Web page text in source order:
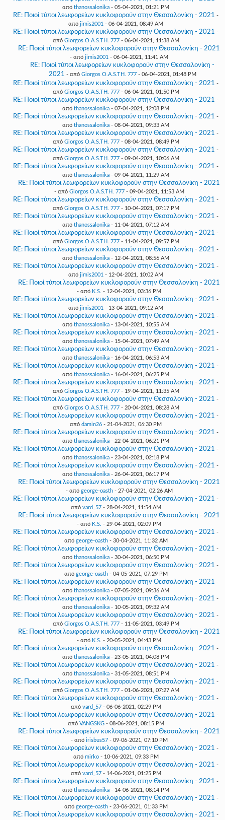
από thanossalonika - 05-04-2021, 01:21 PM
RE: Ποιοί τύποι λεωφορείων κυκλοφορούν στην Θεσσαλονίκη - 2021 -
από jimis2001 - 06-04-2021, 08:49 AM
RE: Ποιοί τύποι λεωφορείων κυκλοφορούν στην Θεσσαλονίκη - 2021 -
από Giorgos O.A.S.TH. 777- 06-04-2021, 11:38 AM
RE: Ποιοί τύποι λεωφορείων κυκλοφορούν στην Θεσσαλονίκη - 2021
- από jimis2001 - 06-04-2021, 11:41 AM
RE: Ποιοί τύποι λεωφορείων κυκλοφορούν στην Θεσσαλονίκη -
2021 - από Giorgos O.A.S.TH. 777- 06-04-2021, 01:48 PM
RE: Ποιοί τύποι λεωφορείων κυκλοφορούν στην Θεσσαλονίκη - 2021 -
από Giorgos O.A.S.TH. 777- 06-04-2021, 01:50 PM
RE: Ποιοί τύποι λεωφορείων κυκλοφορούν στην Θεσσαλονίκη - 2021 -
από thanossalonika - 07-04-2021, 12:08 PM
RE: Ποιοί τύποι λεωφορείων κυκλοφορούν στην Θεσσαλονίκη - 2021 -
από thanossalonika - 08-04-2021, 09:33 AM
RE: Ποιοί τύποι λεωφορείων κυκλοφορούν στην Θεσσαλονίκη - 2021 -
από Giorgos O.A.S.TH. 777- 08-04-2021, 08:49 PM
RE: Ποιοί τύποι λεωφορείων κυκλοφορούν στην Θεσσαλονίκη - 2021 -
από Giorgos O.A.S.TH. 777- 09-04-2021, 10:06 AM
RE: Ποιοί τύποι λεωφορείων κυκλοφορούν στην Θεσσαλονίκη - 2021 -
από thanossalonika - 09-04-2021, 11:29 AM
RE: Ποιοί τύποι λεωφορείων κυκλοφορούν στην Θεσσαλονίκη - 2021
- από Giorgos O.A.S.TH. 777- 09-04-2021, 11:53 AM
RE: Ποιοί τύποι λεωφορείων κυκλοφορούν στην Θεσσαλονίκη - 2021 -
από Giorgos O.A.S.TH. 777- 10-04-2021, 07:17 PM
RE: Ποιοί τύποι λεωφορείων κυκλοφορούν στην Θεσσαλονίκη - 2021 -
από thanossalonika - 11-04-2021, 07:12 AM
RE: Ποιοί τύποι λεωφορείων κυκλοφορούν στην Θεσσαλονίκη - 2021 -
από Giorgos O.A.S.TH. 777- 11-04-2021, 09:57 PM
RE: Ποιοί τύποι λεωφορείων κυκλοφορούν στην Θεσσαλονίκη - 2021 -
από thanossalonika - 12-04-2021, 08:56 AM
RE: Ποιοί τύποι λεωφορείων κυκλοφορούν στην Θεσσαλονίκη - 2021 -
από jimis2001 - 12-04-2021, 10:02 AM
RE: Ποιοί τύποι λεωφορείων κυκλοφορούν στην Θεσσαλονίκη - 2021
- από K.S. - 12-04-2021, 03:36 PM
RE: Ποιοί τύποι λεωφορείων κυκλοφορούν στην Θεσσαλονίκη - 2021 -
από jimis2001 - 13-04-2021, 09:12 AM
RE: Ποιοί τύποι λεωφορείων κυκλοφορούν στην Θεσσαλονίκη - 2021 -
από thanossalonika - 13-04-2021, 10:55 AM
RE: Ποιοί τύποι λεωφορείων κυκλοφορούν στην Θεσσαλονίκη - 2021 -
από thanossalonika - 15-04-2021, 07:49 AM
RE: Ποιοί τύποι λεωφορείων κυκλοφορούν στην Θεσσαλονίκη - 2021 -
από thanossalonika - 16-04-2021, 06:53 AM
RE: Ποιοί τύποι λεωφορείων κυκλοφορούν στην Θεσσαλονίκη - 2021 -
από thanossalonika - 16-04-2021, 06:25 PM
RE: Ποιοί τύποι λεωφορείων κυκλοφορούν στην Θεσσαλονίκη - 2021 -
από Giorgos O.A.S.TH. 777- 19-04-2021, 11:35 AM
RE: Ποιοί τύποι λεωφορείων κυκλοφορούν στην Θεσσαλονίκη - 2021 -
από Giorgos O.A.S.TH. 777- 20-04-2021, 08:28 AM
RE: Ποιοί τύποι λεωφορείων κυκλοφορούν στην Θεσσαλονίκη - 2021 -
από damin26 - 21-04-2021, 06:30 PM
RE: Ποιοί τύποι λεωφορείων κυκλοφορούν στην Θεσσαλονίκη - 2021 -
από thanossalonika - 22-04-2021, 06:21 PM
RE: Ποιοί τύποι λεωφορείων κυκλοφορούν στην Θεσσαλονίκη - 2021 -
από thanossalonika - 23-04-2021, 02:18 PM
RE: Ποιοί τύποι λεωφορείων κυκλοφορούν στην Θεσσαλονίκη - 2021 -
από thanossalonika - 26-04-2021, 06:17 PM
RE: Ποιοί τύποι λεωφορείων κυκλοφορούν στην Θεσσαλονίκη - 2021
- από george-oasth- 27-04-2021, 02:26 AM
RE: Ποιοί τύποι λεωφορείων κυκλοφορούν στην Θεσσαλονίκη - 2021 -
από vard_57- 28-04-2021, 11:54 AM
RE: Ποιοί τύποι λεωφορείων κυκλοφορούν στην Θεσσαλονίκη - 2021
- από K.S. - 29-04-2021, 02:09 PM
RE: Ποιοί τύποι λεωφορείων κυκλοφορούν στην Θεσσαλονίκη - 2021 -
από george-oasth- 30-04-2021, 11:32 AM
RE: Ποιοί τύποι λεωφορείων κυκλοφορούν στην Θεσσαλονίκη - 2021 -
από thanossalonika - 30-04-2021, 06:50 PM
RE: Ποιοί τύποι λεωφορείων κυκλοφορούν στην Θεσσαλονίκη - 2021 -
από george-oasth- 04-05-2021, 07:29 PM
RE: Ποιοί τύποι λεωφορείων κυκλοφορούν στην Θεσσαλονίκη - 2021 -
από thanossalonika - 07-05-2021, 09:36 AM
RE: Ποιοί τύποι λεωφορείων κυκλοφορούν στην Θεσσαλονίκη - 2021 -
από thanossalonika - 10-05-2021, 09:32 AM
RE: Ποιοί τύποι λεωφορείων κυκλοφορούν στην Θεσσαλονίκη - 2021 -
από Giorgos O.A.S.TH. 777- 11-05-2021, 03:49 PM
RE: Ποιοί τύποι λεωφορείων κυκλοφορούν στην Θεσσαλονίκη - 2021
- από K.S. - 20-05-2021, 04:43 PM
RE: Ποιοί τύποι λεωφορείων κυκλοφορούν στην Θεσσαλονίκη - 2021 -
από thanossalonika - 23-05-2021, 04:08 PM
RE: Ποιοί τύποι λεωφορείων κυκλοφορούν στην Θεσσαλονίκη - 2021 -
από thanossalonika - 31-05-2021, 08:51 PM
RE: Ποιοί τύποι λεωφορείων κυκλοφορούν στην Θεσσαλονίκη - 2021 -
από Giorgos O.A.S.TH. 777- 01-06-2021, 07:27 AM
RE: Ποιοί τύποι λεωφορείων κυκλοφορούν στην Θεσσαλονίκη - 2021 -
από vard_57- 06-06-2021, 02:29 PM
RE: Ποιοί τύποι λεωφορείων κυκλοφορούν στην Θεσσαλονίκη - 2021 -
από VANGSKG- 08-06-2021, 08:15 PM
RE: Ποιοί τύποι λεωφορείων κυκλοφορούν στην Θεσσαλονίκη - 2021
- από irisbus57- 09-06-2021, 07:10 PM
RE: Ποιοί τύποι λεωφορείων κυκλοφορούν στην Θεσσαλονίκη - 2021 -
από mirko- 10-06-2021, 09:33 PM
RE: Ποιοί τύποι λεωφορείων κυκλοφορούν στην Θεσσαλονίκη - 2021 -
από vard_57- 14-06-2021, 01:25 PM
RE: Ποιοί τύποι λεωφορείων κυκλοφορούν στην Θεσσαλονίκη - 2021 -
από thanossalonika - 14-06-2021, 08:14 PM
RE: Ποιοί τύποι λεωφορείων κυκλοφορούν στην Θεσσαλονίκη - 2021 -
από george-oasth- 23-06-2021, 01:33 PM
RE: Ποιοί τύποι λεωφορείων κυκλοφορούν στην Θεσσαλονίκη - 2021 -